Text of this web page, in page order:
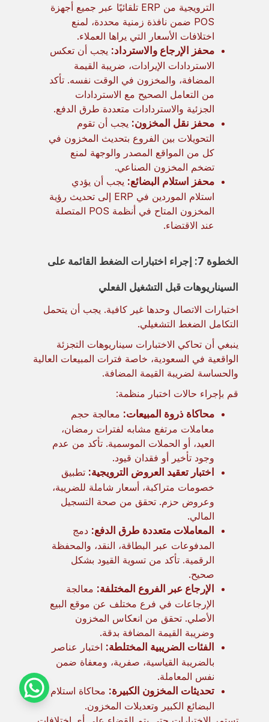
الترويجية من ERP تلقائيًا عبر جميع أجهزة
POS ضمن نافذة زمنية محددة، لمنع
اختلافات الأسعار التي يراها العملاء.
محفز الإرجاع والاسترداد: يجب أن تعكس
الاستردادات الإيرادات، ضريبة القيمة
المضافة، والمخزون في الوقت نفسه. تأكد
من التعامل الصحيح مع الاستردادات
الجزئية والاستردادات متعددة طرق الدفع.
محفز نقل المخزون: يجب أن تقوم
التحويلات بين الفروع بتحديث المخزون في
كل من المواقع المصدر والوجهة لمنع
تضخم المخزون الصناعي.
محفز استلام البضائع: يجب أن يؤدي
استلام الموردين في ERP إلى تحديث رؤية
المخزون المتاح في أنظمة POS المتصلة
عند الاقتضاء.
الخطوة 7: إجراء اختبارات الضغط القائمة على
السيناريوهات قبل التشغيل الفعلي
اختبارات الاتصال وحدها غير كافية. يجب أن يتحمل
التكامل الضغط التشغيلي.
ينبغي أن تحاكي الاختبارات سيناريوهات التجزئة
الواقعية في السعودية، خاصة فترات المبيعات العالية
والحساسة لضريبة القيمة المضافة.
قم بإجراء حالات اختبار منظمة:
محاكاة ذروة المبيعات: معالجة حجم
معاملات مرتفع مشابه لفترات رمضان،
العيد، أو الحملات الموسمية. تأكد من عدم
وجود تأخير أو فقدان قيود.
اختبار تعقيد العروض الترويجية: تطبيق
خصومات متراكبة، أسعار شاملة للضريبة،
وعروض حزم. تحقق من صحة التسجيل
المالي.
المعاملات متعددة طرق الدفع: دمج
المدفوعات عبر البطاقة، النقد، والمحفظة
الرقمية. تأكد من تسوية القيود بشكل
صحيح.
الإرجاع عبر الفروع المختلفة: معالجة
الإرجاعات في فرع مختلف عن موقع البيع
الأصلي. تحقق من انعكاس المخزون
وضريبة القيمة المضافة بدقة.
الفئات الضريبية المختلطة: اختبار عناصر
بالضريبة القياسية، صفرية، ومعفاة ضمن
نفس المعاملة.
تحديثات المخزون الكبيرة: محاكاة استلام
البضائع الكبير وتعديلات المخزون.